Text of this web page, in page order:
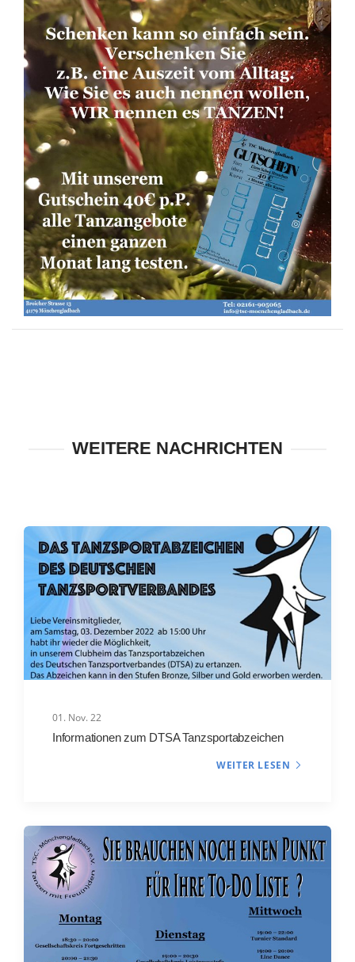
WEITERE NACHRICHTEN
01. Nov. 22
Informationen zum DTSA Tanzsportabzeichen
WEITER LESEN